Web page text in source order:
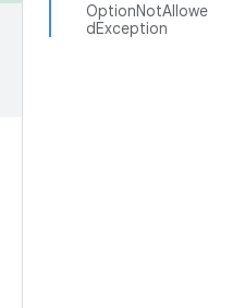
OptionNotAllowe
dException